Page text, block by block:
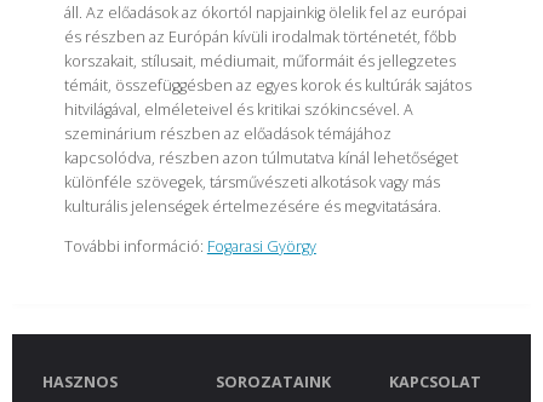
áll. Az előadások az ókortól napjainkig ölelik fel az európai
és részben az Európán kívüli irodalmak történetét, főbb
korszakait, stílusait, médiumait, műformáit és jellegzetes
témáit, összefüggésben az egyes korok és kultúrák sajátos
hitvilágával, elméleteivel és kritikai szókincsével. A
szeminárium részben az előadások témájához
kapcsolódva, részben azon túlmutatva kínál lehetőséget
különféle szövegek, társművészeti alkotások vagy más
kulturális jelenségek értelmezésére és megvitatására.
További információ: Fogarasi György
HASZNOS
SOROZATAINK KAPCSOLAT